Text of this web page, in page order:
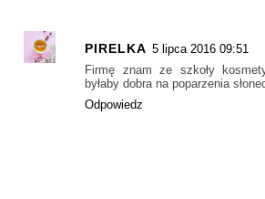
PIRELKA 5 lipca 2016 09:51
Firmę znam ze szkoły
byłaby dobra na poparzenia
Odpowiedz